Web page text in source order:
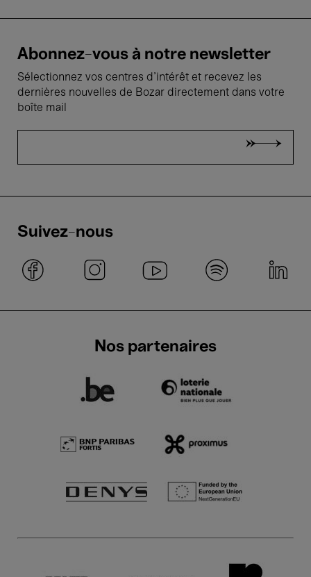
Abonnez-vous à notre newsletter
Sélectionnez vos centres d'intérêt et recevez les
dernières nouvelles de Bozar directement dans votre
boîte mail
Suivez-nous
Nos partenaires